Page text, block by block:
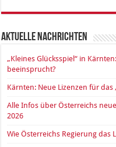
Aktuelle Nachrichten
„Kleines Glücksspiel“ in
beeinsprucht?
Kärnten: Neue Lizenzen für das
Alle Infos über Österreichs
2026
Wie Österreichs Regierung